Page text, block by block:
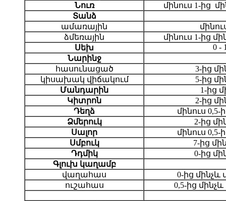
Նուռ
մինուս 1-ից
Տանձ
ամառային
ձմեռային
մինուս 1-ից
Սեխ
0 -
Նարինջ
հասունացած
3-ից
կիսախակ վիճակում
5-ից
Մանդարին
1-ից
Կիտրոն
2-ից
Դեղձ
մինուս 0,5-
Ձմերուկ
2-ից
Սալոր
մինուս 0,5-
Սմբուկ
7-ից
Դդմիկ
0-ից
Գլուխ կաղամբ
վաղահաս
0-ից մինչև
ուշահաս
0,5-ից մինչև